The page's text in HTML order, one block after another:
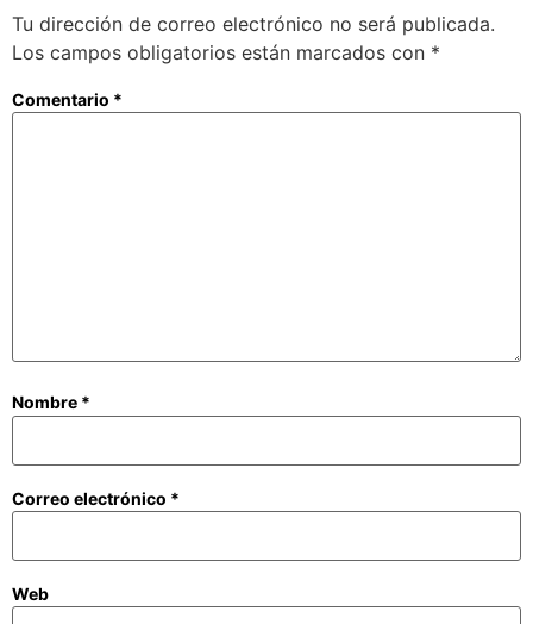
Tu dirección de correo electrónico no será publicada.
Los campos obligatorios están marcados con *
Comentario *
Nombre *
Correo electrónico *
Web